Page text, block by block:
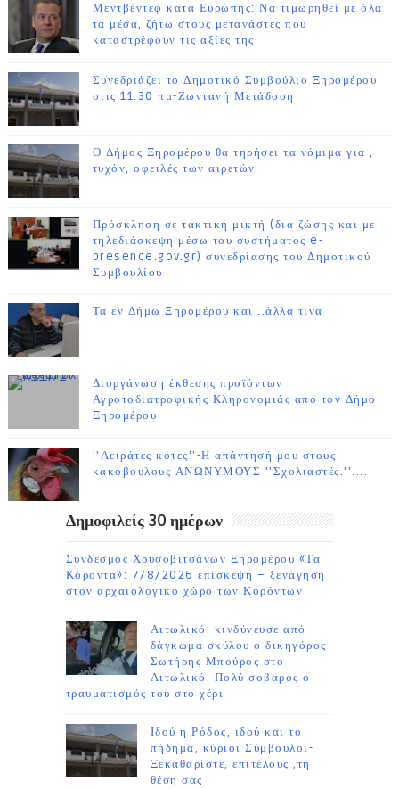
Μεντβέντεφ κατά Ευρώπης: Να τιμωρηθεί με όλα
τα μέσα, ζήτω στους μετανάστες που
καταστρέφουν τις αξίες της
Συνεδριάζει το Δημοτικό Συμβούλιο Ξηρομέρου
στις 11.30 πμ-Ζωντανή Μετάδοση
Ο Δήμος Ξηρομέρου θα τηρήσει τα νόμιμα για ,
τυχόν, οφειλές των αιρετών
Πρόσκληση σε τακτική μικτή (δια ζώσης και με
τηλεδιάσκεψη μέσω του συστήματος e-
presence.gov.gr) συνεδρίασης του Δημοτικού
Συμβουλίου
Τα εν Δήμω Ξηρομέρου και ..άλλα τινα
Διοργάνωση έκθεσης προϊόντων
Αγροτοδιατροφικής Κληρονομιάς από τον Δήμο
Ξηρομέρου
''Λειράτες κότες''-Η απάντησή μου στους
κακόβουλους ΑΝΩΝΥΜΟΥΣ ''Σχολιαστές.''....
Δημοφιλείς 30 ημέρων
Σύνδεσμος Χρυσοβιτσάνων Ξηρομέρου «Τα
Κόροντα»: 7/8/2026 επίσκεψη – ξενάγηση
στον αρχαιολογικό χώρο των Κορόντων
Αιτωλικό: κινδύνευσε από
δάγκωμα σκύλου ο δικηγόρος
Σωτήρης Μπούρος στο
Αιτωλικό. Πολύ σοβαρός ο
τραυματισμός του στο χέρι
Ιδού η Ρόδος, ιδού και το
πήδημα, κύριοι Σύμβουλοι-
Ξεκαθαρίστε, επιτέλους ,τη
θέση σας